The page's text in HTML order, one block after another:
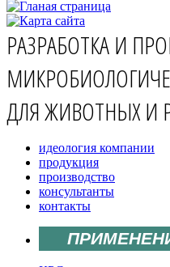
РАЗРАБОТКА И
ДЛЯ ЖИВОТНЫХ И
идеология компании
продукция
производство
консультанты
контакты